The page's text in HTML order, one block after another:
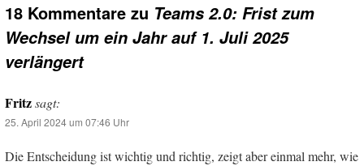
18 Kommentare zu Teams 2.0: Frist zum
Wechsel um ein Jahr auf 1. Juli 2025
verlängert
Fritzsagt:
25. April 2024 um 07:46 Uhr
Die Entscheidung ist wichtig und richtig, zeigt aber einmal mehr, wie